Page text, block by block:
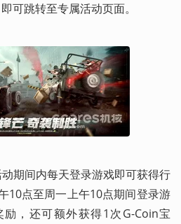
可跳转至专属活动页面。
动期间内每天登录游戏即可获得行
10点至周一上午10点期间登录游
，还可额外获得1次G-Coin宝